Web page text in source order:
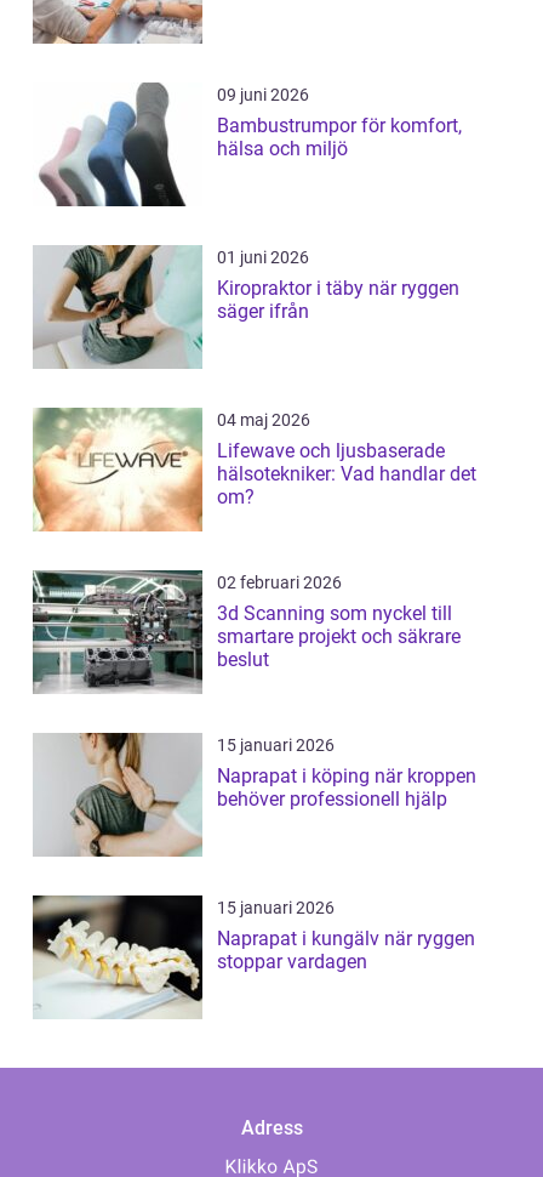
09 juni 2026
Bambustrumpor för komfort,
hälsa och miljö
01 juni 2026
Kiropraktor i täby när ryggen
säger ifrån
04 maj 2026
Lifewave och ljusbaserade
hälsotekniker: Vad handlar det
om?
02 februari 2026
3d Scanning som nyckel till
smartare projekt och säkrare
beslut
15 januari 2026
Naprapat i köping när kroppen
behöver professionell hjälp
15 januari 2026
Naprapat i kungälv när ryggen
stoppar vardagen
Adress